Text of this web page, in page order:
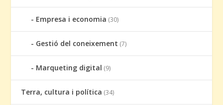
Empresa i economia (30)
Gestió del coneixement (7)
Marqueting digital (9)
Terra, cultura i política (34)